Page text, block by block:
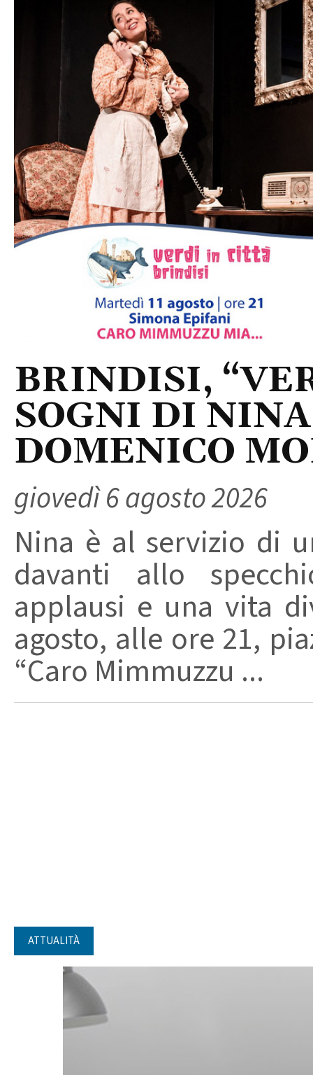
BRINDISI,
SOGNI DI
DOMENICO
giovedì 6 agosto 2026
Nina è al servizio di
davanti allo
applausi e una vita
agosto, alle ore 21,
“Caro Mimmuzzu ...
ATTUALITÀ